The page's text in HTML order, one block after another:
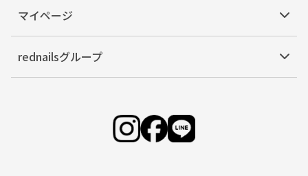
マイページ
rednailsグループ